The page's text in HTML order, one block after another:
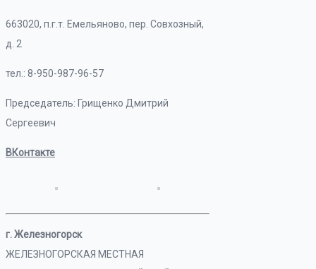
663020, п.г.т. Емельяново, пер. Совхозный,
д. 2
тел.: 8-950-987-96-57
Председатель: Грищенко Дмитрий
Сергеевич
ВКонтакте
г. Железногорск
ЖЕЛЕЗНОГОРСКАЯ МЕСТНАЯ